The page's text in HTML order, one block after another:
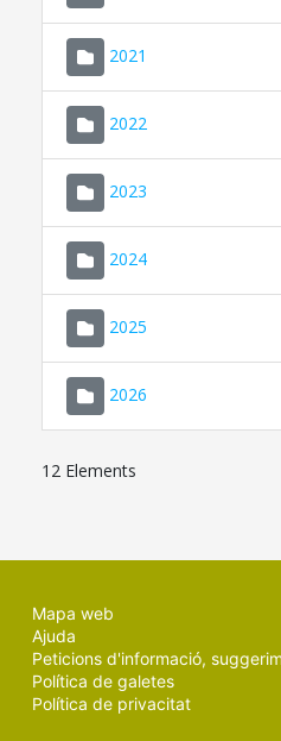
2021
2022
2023
2024
2025
2026
12 Elements
Mapa web
Ajuda
Peticions d'informació,
Política de galetes
Política de privacitat